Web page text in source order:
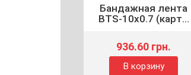
Бандажная лента
BTS-10x0.7 (карт...
936.60 грн.
В корзину